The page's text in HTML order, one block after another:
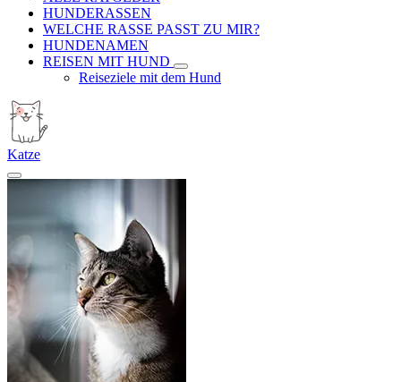
HUNDERASSEN
WELCHE RASSE PASST ZU MIR?
HUNDENAMEN
REISEN MIT HUND
Reiseziele mit dem Hund
Katze